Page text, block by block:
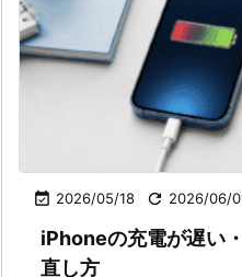
 2026/05/18  2026/06/
iPhoneの充電が遅い
直し方